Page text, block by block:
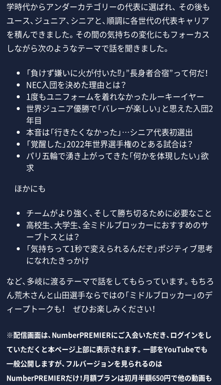
学時代からアンダーカテゴリーの代表に選ばれ、 その後も
ユース、ジュニア、シニアと、順調に各世代の代表キャリア
を積んできました。その間の気持ちの変化にもフォーカス
しながら次のようなテーマで話を聞きました。
「負けず嫌いに火が付いた⁉︎」”長身者合宿”って何だ！
NEC入団を決めた理由とは？
1度もユニフォームを着れなかったルーキーイヤー
世界ジュニア優勝で「バレーが楽しい」と思えた入団2
年目
本音は「行きたくなかった」…シニア代表初選出
「覚醒した」2022年世界選手権のとある試合は？
パリ五輪で湧き上がってきた「何かを体現したい」欲
求
ほかにも
チームがより強く、そして勝ち切るために必要なこと
高校生、大学生、全ミドルブロッカーにおすすめのサ
ーブトスとは？
「気持ちって1秒で変えられるんだぞ」ポジティブ思考
になれたきっかけ
など、多岐に渡るテーマで話をしてもらっています。もちろ
ん荒木さんと山田選手ならではの「ミドルブロッカー」のデ
ィープトークも！ ぜひお楽しみください！
※配信画面は、NumberPREMIERにご入会いただき、ログインをし
ていただくと本ページ上部に表示されます。一部をYouTubeでも
一般公開しますが、フルバージョンを見られるのは
NumberPREMIERだけ！月額プランは初月半額650円で他の動画も